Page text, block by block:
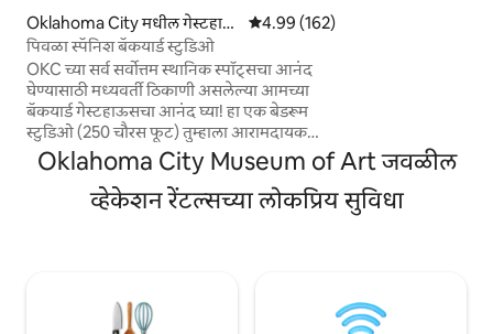
Oklahoma City मधील गेस्टहाऊ
स
5 पैकी 4.99 सरासरी रेटिंग, 162 रिव्ह्यूज
4.99 (162)
पिवळा स्पॅनिश बॅकयार्ड स्टुडिओ
OKC च्या सर्व सर्वोत्तम स्थानिक स्पॉट्सचा आनंद
घेण्यासाठी मध्यवर्ती ठिकाणी असलेल्या आमच्या
बॅकयार्ड गेस्टहाऊसचा आनंद घ्या! हा एक बेडरूम
स्टुडिओ (250 चौरस फूट) तुम्हाला आरामदायक
वास्तव्यासाठी आवश्यक असलेल्या सर्व गोष्टींचा
विचार करण्यासाठी विचारपूर्वक डिझाईन केला गेला
आहे - कॉफी, स्नॅक्स, आरामदायक बेडिंग आणि बरेच
आणि बाहेर असताना त्याचे निरीक्षण केले जाते.
घराचा ॲक्सेस ड्राईव्हवेद्वारे आहे.
Oklahoma City Museum of Art जवळील
व्हेकेशन रेंटल्सच्या लोकप्रिय सुविधा